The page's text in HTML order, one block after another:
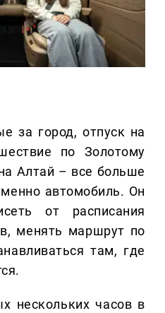
за город, отпуск на
по Золотому
Алтай – все больше
автомобиль. Он
от расписания
менять маршрут по
там, где
нескольких часов в